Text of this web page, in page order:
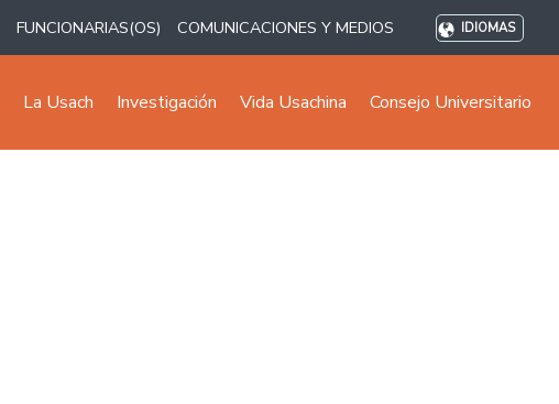
FUNCIONARIAS(OS) COMUNICACIONES Y MEDIOS IDIOMAS
La Usach Investigación Vida Usachina Consejo Universitario